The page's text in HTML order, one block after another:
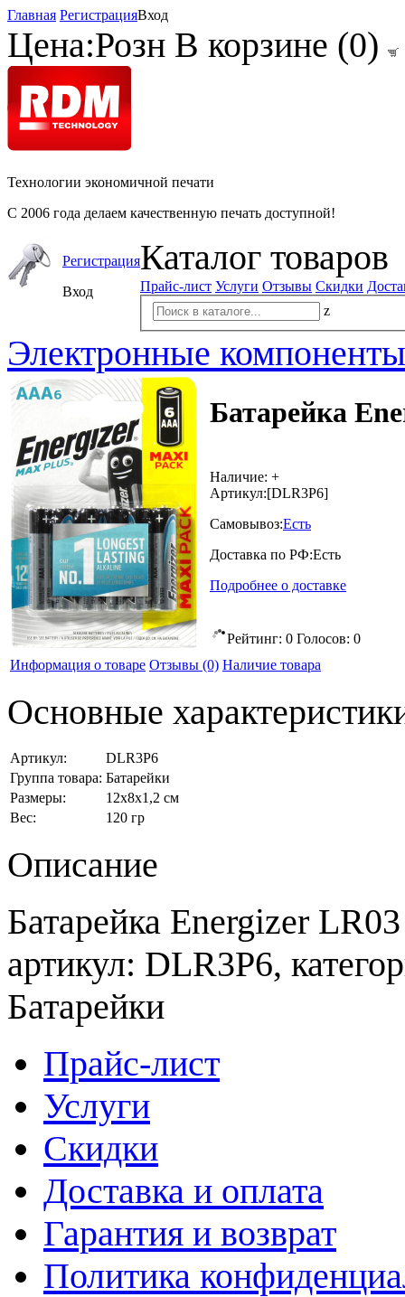
Главная РегистрацияВход
Цена:Розн В корзине (0)
Технологии экономичной печати
С 2006 года делаем качественную печать доступной!
Регистрация
Вход
Каталог товаров
Прайс-лист Услуги Отзывы Скидки
z
Электронные компоненты
Батарейка
Наличие: +
Артикул:[DLR3P6]
Самовывоз:Есть
Доставка по РФ:Есть
Подробнее о доставке
Рейтинг: 0 Голосов: 0
Информация о товаре Отзывы (0) Наличие товара
Основные
Артикул:
DLR3P6
Группа товара: Батарейки
Размеры:
12x8x1,2 см
Вес:
120 гр
Описание
Батарейка Energizer
артикул: DLR3P6,
Батарейки
Прайс-лист
Услуги
Скидки
Доставка и оплата
Гарантия и возврат
Политика